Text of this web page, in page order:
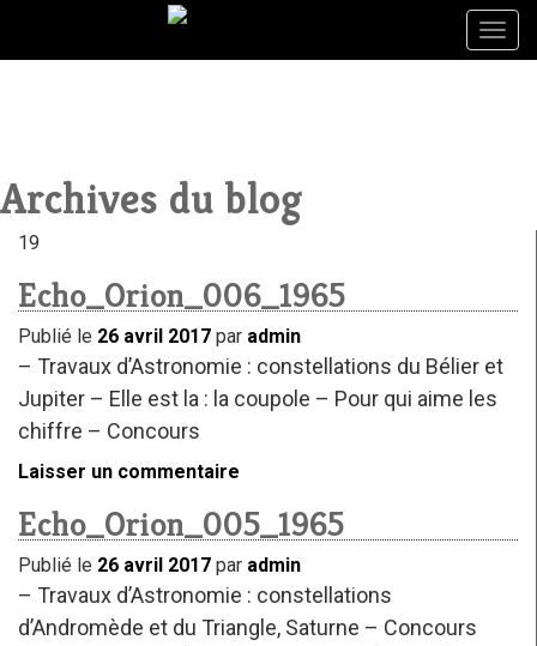
Archives du blog
19
Echo_Orion_006_1965
Publié le 26 avril 2017 par admin
– Travaux d’Astronomie : constellations du Bélier et
Jupiter – Elle est la : la coupole – Pour qui aime les
chiffre – Concours
Laisser un commentaire
Echo_Orion_005_1965
Publié le 26 avril 2017 par admin
– Travaux d’Astronomie : constellations
d’Andromède et du Triangle, Saturne – Concours